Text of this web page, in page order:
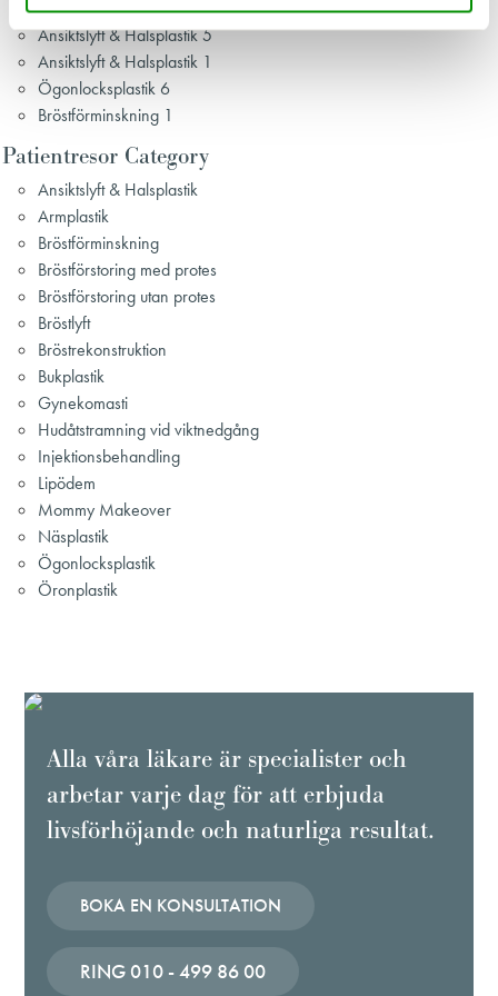
Gynekomasti 3
Ansiktslyft & Halsplastik 5
Ansiktslyft & Halsplastik 1
Ögonlocksplastik 6
Bröstförminskning 1
Patientresor Category
Ansiktslyft & Halsplastik
Armplastik
Bröstförminskning
Bröstförstoring med protes
Bröstförstoring utan protes
Bröstlyft
Bröstrekonstruktion
Bukplastik
Gynekomasti
Hudåtstramning vid viktnedgång
Injektionsbehandling
Lipödem
Mommy Makeover
Näsplastik
Ögonlocksplastik
Öronplastik
Alla våra läkare är specialister och
arbetar varje dag för att erbjuda
livsförhöjande och naturliga resultat.
BOKA EN KONSULTATION
RING 010 - 499 86 00